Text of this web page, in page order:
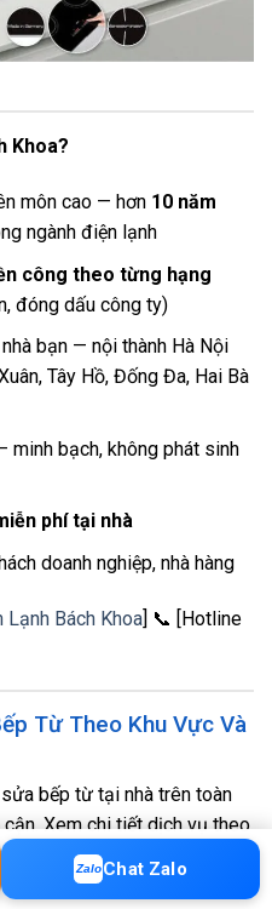
Khoa?
môn cao — hơn 10 năm
ngành điện lạnh
công theo từng hạng
đóng dấu công ty)
bạn — nội thành Hà Nội
Tây Hồ, Đống Đa, Hai Bà
minh bạch, không phát sinh
phí tại nhà
doanh nghiệp, nhà hàng
Lạnh Bách Khoa] 📞 [Hotline
Từ Theo Khu Vực Và
bếp từ tại nhà trên toàn
Xem chi tiết dịch vụ theo
bếp của bạn bên dưới.
Zalo Chat Zalo